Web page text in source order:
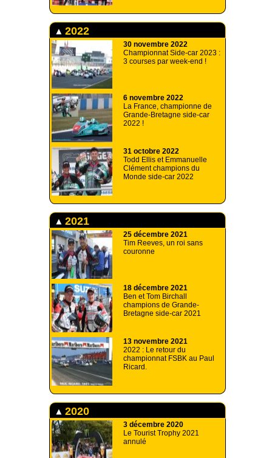
2022
30 novembre 2022
Championnat Side-car 2023 :
3 courses par week-end !
6 novembre 2022
La France, championne de
Grande-Bretagne side-car
2022 !
31 octobre 2022
Todd Ellis et Emmanuelle
Clément champions du
Monde side-car 2022
2021
25 décembre 2021
Tim Reeves, un roi sans
couronne
18 décembre 2021
Ben et Tom Birchall
champions de Grande-
Bretagne side-car 2021
13 novembre 2021
2022 : Le retour du
championnat FSBK au Paul
Ricard.
2020
3 décembre 2020
Le Tourist Trophy 2021
annulé